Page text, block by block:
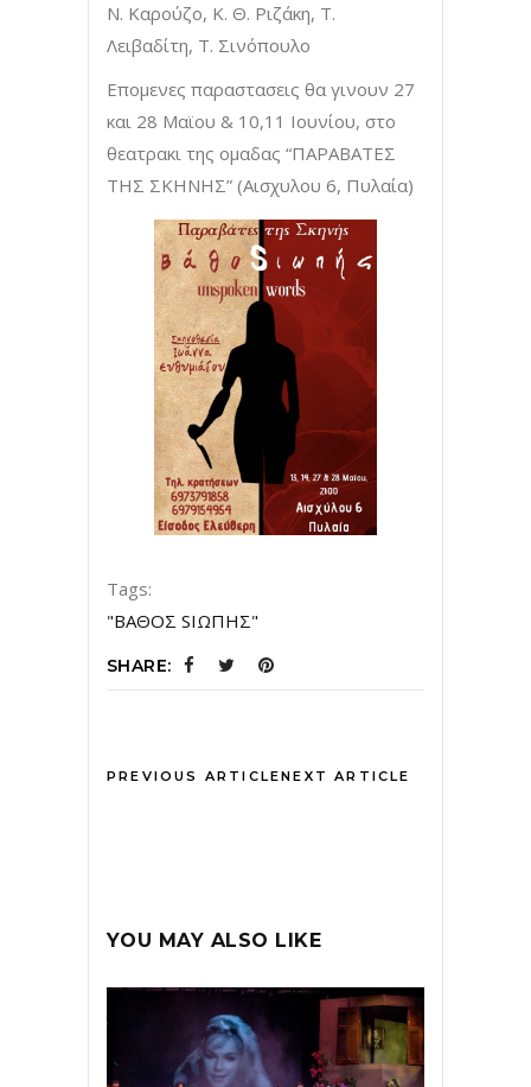
Ν. Καρούζο, Κ. Θ. Ριζάκη, Τ.
Λειβαδίτη, Τ. Σινόπουλο
Επομενες παραστασεις θα γινουν 27
και 28 Μαϊου & 10,11 Ιουνίου, στο
θεατρακι της ομαδας “ΠΑΡΑΒΑΤΕΣ
ΤΗΣ ΣΚΗΝΗΣ” (Αισχυλου 6, Πυλαία)
Tags:
"ΒΑΘΟΣ SΙΩΠΗΣ"
SHARE:
PREVIOUS ARTICLENEXT ARTICLE
YOU MAY ALSO LIKE